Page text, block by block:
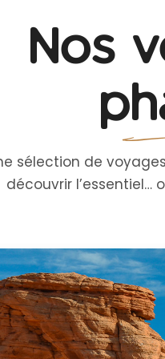
Nos
sélection de
découvrir l’essentiel…